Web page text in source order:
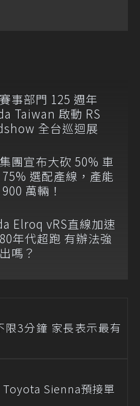
事部門 125 週年
Taiwan 啟動 RS
全台巡迴展
團宣布大砍 50% 車
選配產線，產能
萬輛！
Elroq vRS直線加速
年代超跑 有辦法強
嗎？
3分鐘 家長表示最有
Sienna預接單